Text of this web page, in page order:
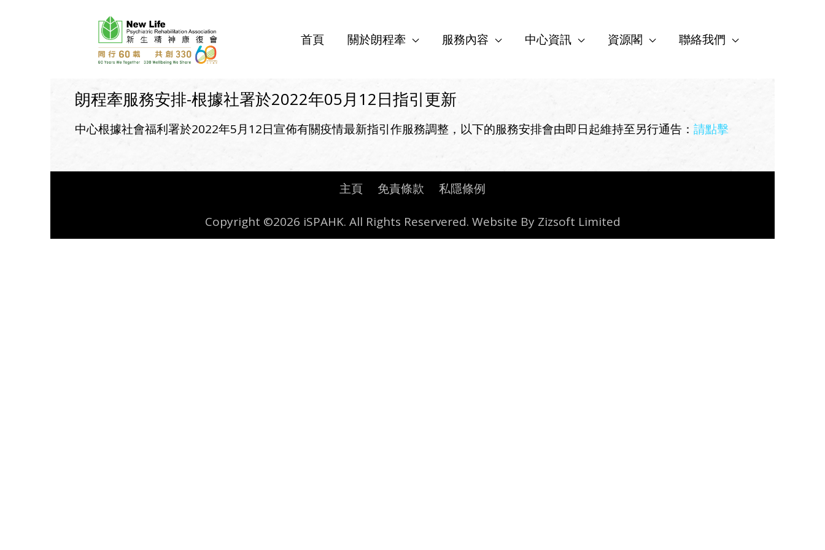
首頁 關於朗程牽 服務內容 中心資訊 資源閣 聯絡我們
朗程牽服務安排-根據社署於2022年05月12日指引更新
中心根據社會福利署於2022年5月12日宣佈有關疫情最新指引作服務調整，以下的服務安排會由即日起維持至另行通告： 請點擊
主頁 免責條款 私隱條例
Copyright ©2026 iSPAHK. All Rights Reservered. Website By Zizsoft Limited